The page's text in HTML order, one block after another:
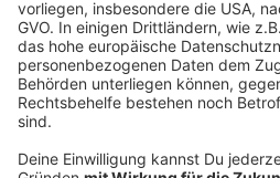
66-Jähriger bei